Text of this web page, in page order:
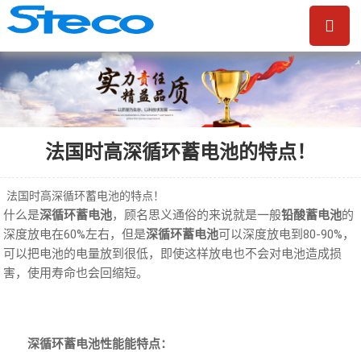
法国时高深循环蓄电池的特点！
法国时高深循环蓄电池的特点！
什么是深循环蓄电池，顾名思义通俗的来说就是一般铅酸蓄电池的
深度放电在60%左右，但是深循环蓄电池可以深度放电到80-90%，
可以把电池的电量放到很低，即使这样放电也不会对电池造成损
害，使用寿命也会回缩短。
深循环蓄电池性能能特点：